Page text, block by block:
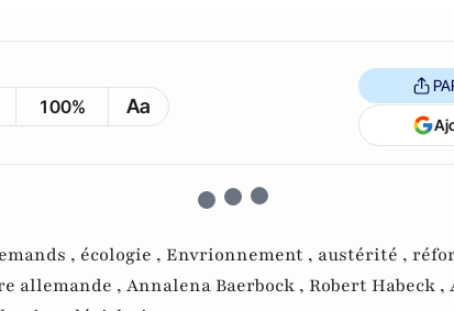
100% Aa
, écologie , Envrionnement , austérité ,
allemande , Annalena Baerbock , Robert Habeck ,